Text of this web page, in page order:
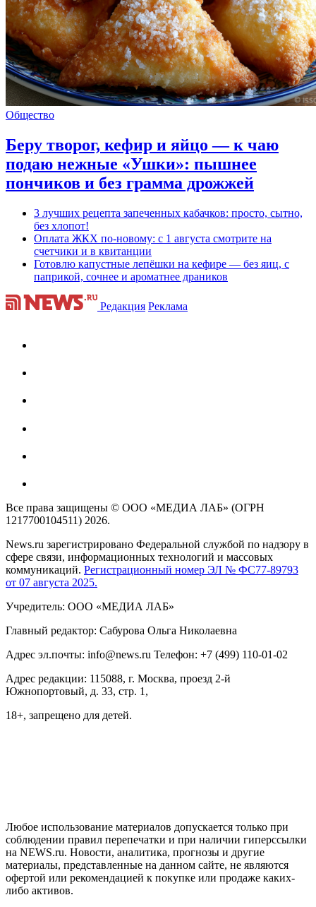
Общество
Беру творог, кефир и яйцо — к чаю
подаю нежные «Ушки»: пышнее
пончиков и без грамма дрожжей
3 лучших рецепта запеченных кабачков: просто, сытно,
без хлопот!
Оплата ЖКХ по-новому: с 1 августа смотрите на
счетчики и в квитанции
Готовлю капустные лепёшки на кефире — без яиц, с
паприкой, сочнее и ароматнее драников
Редакция Реклама
Все права защищены © ООО «МЕДИА ЛАБ» (ОГРН
1217700104511) 2026.
News.ru зарегистрировано Федеральной службой по надзору в
сфере связи, информационных технологий и массовых
коммуникаций. Регистрационный номер ЭЛ № ФС77-89793
от 07 августа 2025.
Учредитель: ООО «МЕДИА ЛАБ»
Главный редактор: Сабурова Ольга Николаевна
Адрес эл.почты: info@news.ru Телефон: +7 (499) 110-01-02
Адрес редакции: 115088, г. Москва, проезд 2-й
Южнопортовый, д. 33, стр. 1,
18+, запрещено для детей.
Любое использование материалов допускается только при
соблюдении правил перепечатки и при наличии гиперссылки
на NEWS.ru. Новости, аналитика, прогнозы и другие
материалы, представленные на данном сайте, не являются
офертой или рекомендацией к покупке или продаже каких-
либо активов.